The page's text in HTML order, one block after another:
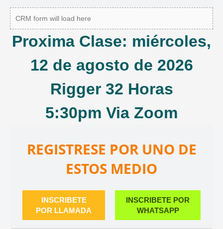
CRM form will load here
Proxima Clase: miércoles,
12 de agosto de 2026
Rigger 32 Horas
5:30pm Via Zoom
REGISTRESE POR UNO DE
ESTOS MEDIO
INSCRIBETE
POR LLAMADA
INSCRIBETE POR
WHATSAPP